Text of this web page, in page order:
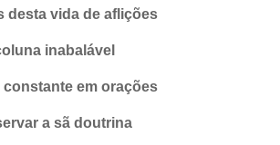
desta vida de aflições
inabalável
constante em orações
a sã doutrina